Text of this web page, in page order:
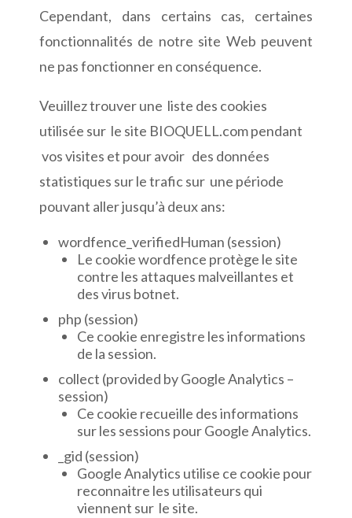
Cependant, dans certains cas, certaines
fonctionnalités de notre site Web peuvent
ne pas fonctionner en conséquence.
Veuillez trouver une liste des cookies
utilisée sur le site BIOQUELL.com pendant
vos visites et pour avoir des données
statistiques sur le trafic sur une période
pouvant aller jusqu’à deux ans:
wordfence_verifiedHuman (session)
Le cookie wordfence protège le site
contre les attaques malveillantes et
des virus botnet.
php (session)
Ce cookie enregistre les informations
de la session.
collect (provided by Google Analytics –
session)
Ce cookie recueille des informations
sur les sessions pour Google Analytics.
_gid (session)
Google Analytics utilise ce cookie pour
reconnaitre les utilisateurs qui
viennent sur le site.